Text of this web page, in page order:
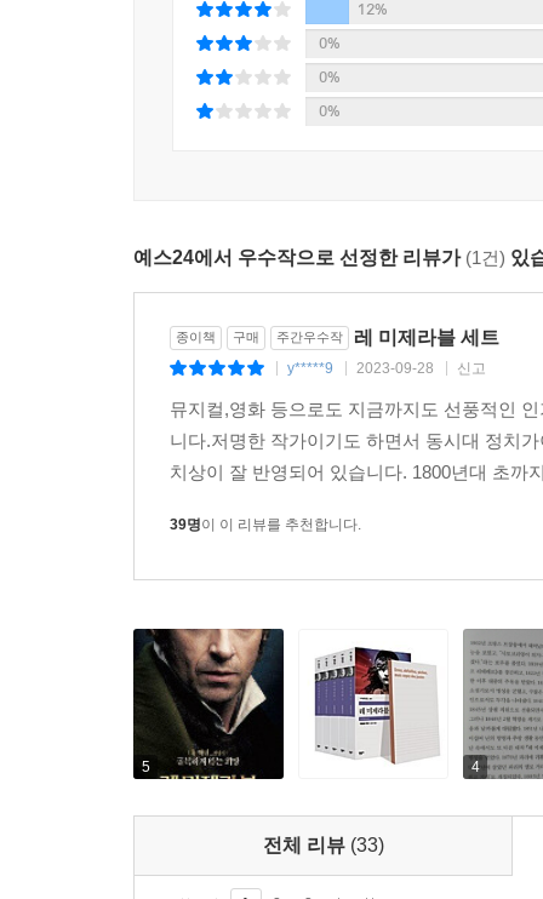
12%
0%
0%
0%
예스24에서 우수작으로 선정한 리뷰가 (1건) 있
종이책 구매 주간우수작 레 미제라블 세트
y*****9 2023-09-28 신고
뮤지컬,영화 등으로도 지금까지도 선풍적인
니다.저명한 작가이기도 하면서 동시대 정치
치상이 잘 반영되어 있습니다. 1800년대 초
39명이 이 리뷰를 추천합니다.
5 4
전체 리뷰 (33)